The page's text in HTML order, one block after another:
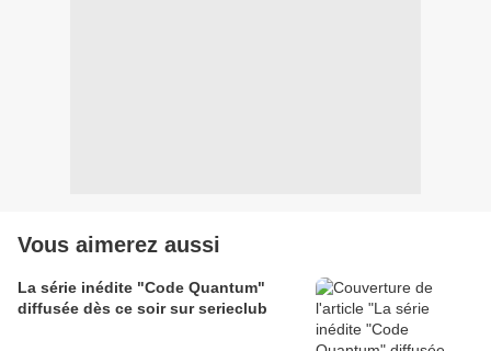
Vous aimerez aussi
La série inédite "Code Quantum"
diffusée dès ce soir sur serieclub